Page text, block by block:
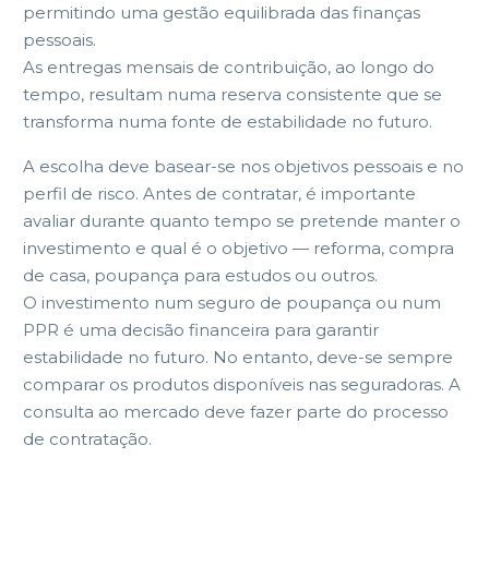
permitindo uma gestão equilibrada das finanças
pessoais.
As entregas mensais de contribuição, ao longo do
tempo, resultam numa reserva consistente que se
transforma numa fonte de estabilidade no futuro.
A escolha deve basear-se nos objetivos pessoais e no
perfil de risco. Antes de contratar, é importante
avaliar durante quanto tempo se pretende manter o
investimento e qual é o objetivo — reforma, compra
de casa, poupança para estudos ou outros.
O investimento num seguro de poupança ou num
PPR é uma decisão financeira para garantir
estabilidade no futuro. No entanto, deve-se sempre
comparar os produtos disponíveis nas seguradoras. A
consulta ao mercado deve fazer parte do processo
de contratação.